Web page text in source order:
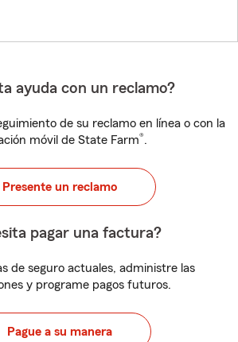
ayuda con un reclamo?
de su reclamo en línea o con la
móvil de State Farm®.
Presente un reclamo
pagar una factura?
de seguro actuales, administre las
y programe pagos futuros.
Pague a su manera